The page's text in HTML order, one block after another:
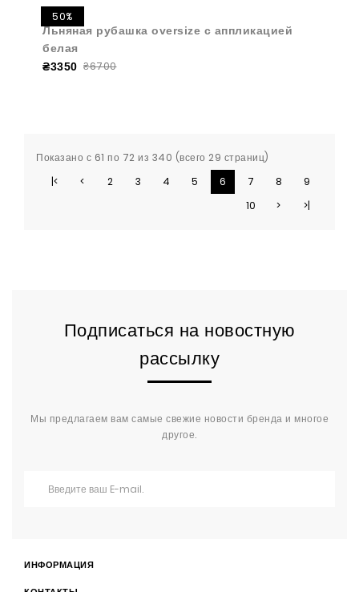
50%
Льняная рубашка oversize с аппликацией
белая
₴3350 ₴6700
Показано с 61 по 72 из 340 (всего 29 страниц)
|<
< 2 3 4 5 6 7 8
9
10
> >|
Подписаться на новостную
рассылку
Мы предлагаем вам самые свежие новости бренда и многое
другое.
ИНФОРМАЦИЯ